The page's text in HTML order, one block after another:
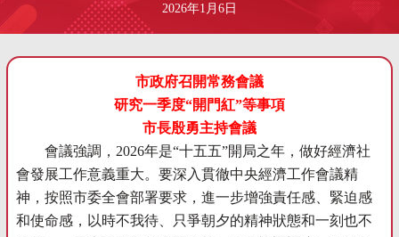
2026年1月6日
市政府召開常務會議
研究一季度“開門紅”等事項
市長殷勇主持會議
會議強調，2026年是“十五五”開局之年，做好經濟社
會發展工作意義重大。要深入貫徹中央經濟工作會議精
神，按照市委全會部署要求，進一步增強責任感、緊迫感
和使命感，以時不我待、只爭朝夕的精神狀態和一刻也不